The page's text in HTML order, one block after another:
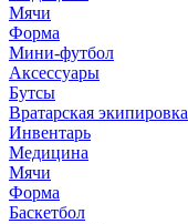
Мячи
Форма
Мини-футбол
Аксессуары
Бутсы
Вратарская экипировка
Инвентарь
Медицина
Мячи
Форма
Баскетбол